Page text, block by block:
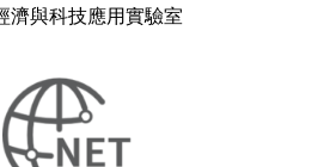
濟與科技應用實驗室